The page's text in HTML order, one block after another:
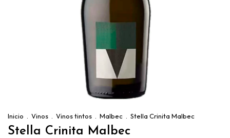
Inicio Vinos Vinos tintos Malbec Stella Crinita Malbec
Stella Crinita Malbec